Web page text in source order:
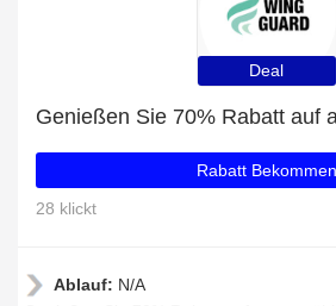
Deal
Rabatt Bekommen
28 klickt
Ablauf: N/A